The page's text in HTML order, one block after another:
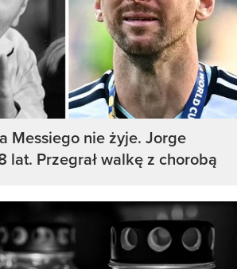
Messiego nie żyje. Jorge
lat. Przegrał walkę z chorobą